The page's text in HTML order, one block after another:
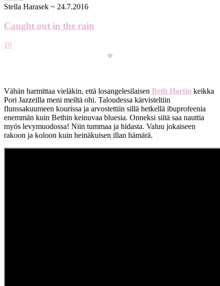
Stella Harasek ~ 24.7.2016
Caught out in the rain
10
Vähän harmittaa vieläkin, että losangelesilaisen Beth Hartin keikka
Pori Jazzeilla meni meiltä ohi. Taloudessa kärvisteltiin
flunssakuumeen kourissa ja arvostettiin sillä hetkellä ibuprofeenia
enemmän kuin Bethin keinuvaa bluesia. Onneksi siitä saa nauttia
myös levymuodossa! Niin tummaa ja hidasta. Valuu jokaiseen
rakoon ja koloon kuin heinäkuisen illan hämärä.